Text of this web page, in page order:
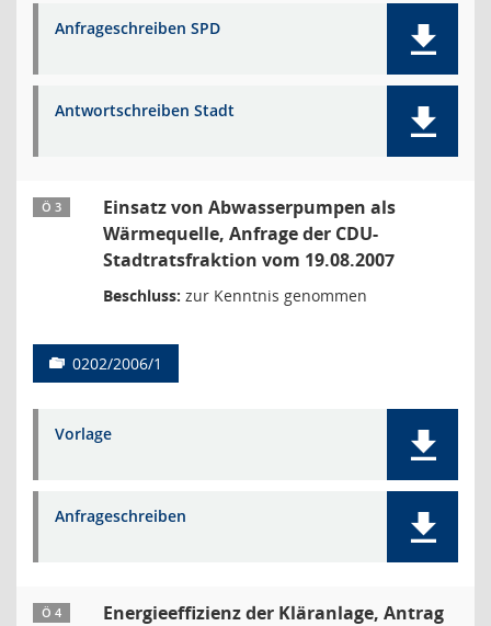
Anfrageschreiben SPD
Antwortschreiben Stadt
Ö 3
Einsatz von Abwasserpumpen als
Wärmequelle, Anfrage der CDU-
Stadtratsfraktion vom 19.08.2007
Beschluss: zur Kenntnis genommen
0202/2006/1
Vorlage
Anfrageschreiben
Ö 4
Energieeffizienz der Kläranlage, Antrag